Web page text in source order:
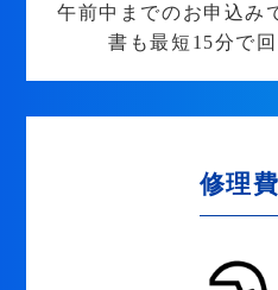
午前中までのお申込み
書も最短15分で
修理